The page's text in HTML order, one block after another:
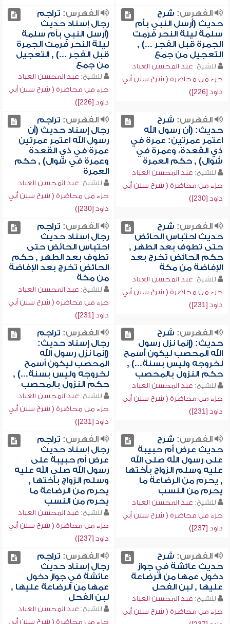
الفهرس: شرح
حديث (أرسل النبي بأم
سلمة ليلة النحر فرمت
الجمرة قبل الفجر ...) ,
التعجيل من جمع
للشيخ: عبد المحسن العباد
جزء من محاضرة ( شرح سنن أبي
داود [226])
الفهرس: تراجم
رجال إسناد حديث
(أرسل النبي بأم سلمة
ليلة النحر فرمت الجمرة
قبل الفجر ...) , التعجيل
من جمع
للشيخ: عبد المحسن العباد
جزء من محاضرة ( شرح سنن أبي
داود [226])
الفهرس: شرح
حديث: (أن رسول الله
اعتمر عمرتين: عمرة في
ذي القعدة، وعمرة في
شوال) , حكم العمرة
للشيخ: عبد المحسن العباد
جزء من محاضرة ( شرح سنن أبي
داود [230])
الفهرس: تراجم
رجال إسناد حديث (أن
رسول الله اعتمر عمرتين
عمرة في ذي القعدة
وعمرة في شوال) , حكم
العمرة
للشيخ: عبد المحسن العباد
جزء من محاضرة ( شرح سنن أبي
داود [230])
الفهرس: شرح
حديث احتباس الحائض
حتى تطوف بعد الطهر ,
حكم الحائض تخرج بعد
الإفاضة من مكة
للشيخ: عبد المحسن العباد
جزء من محاضرة ( شرح سنن أبي
داود [231])
الفهرس: تراجم
رجال إسناد حديث
احتباس الحائض حتى
تطوف بعد الطهر , حكم
الحائض تخرج بعد الإفاضة
من مكة
للشيخ: عبد المحسن العباد
جزء من محاضرة ( شرح سنن أبي
داود [231])
الفهرس: شرح
حديث: (إنما نزل رسول
الله المحصب ليكون أسمح
لخروجه وليس بسنة...) ,
حكم النزول بالمحصب
للشيخ: عبد المحسن العباد
جزء من محاضرة ( شرح سنن أبي
داود [231])
الفهرس: تراجم
رجال إسناد حديث:
(إنما نزل رسول الله
المحصب ليكون أسمح
لخروجه وليس بسنة...) ,
حكم النزول بالمحصب
للشيخ: عبد المحسن العباد
جزء من محاضرة ( شرح سنن أبي
داود [231])
الفهرس: شرح
حديث عرض أم حبيبة
على رسول الله صلى الله
عليه وسلم الزواج بأختها
, يحرم من الرضاعة ما
يحرم من النسب
للشيخ: عبد المحسن العباد
جزء من محاضرة ( شرح سنن أبي
داود [237])
الفهرس: تراجم
رجال إسناد حديث
عرض أم حبيبة على
رسول الله صلى الله عليه
وسلم الزواج بأختها ,
يحرم من الرضاعة ما
يحرم من النسب
للشيخ: عبد المحسن العباد
جزء من محاضرة ( شرح سنن أبي
داود [237])
الفهرس: شرح
حديث عائشة في جواز
دخول عمها من الرضاعة
عليها , لبن الفحل
للشيخ: عبد المحسن العباد
جزء من محاضرة ( شرح سنن أبي
الفهرس: تراجم
رجال إسناد حديث
عائشة في جواز دخول
عمها من الرضاعة عليها ,
لبن الفحل
للشيخ: عبد المحسن العباد
جزء من محاضرة ( شرح سنن أبي